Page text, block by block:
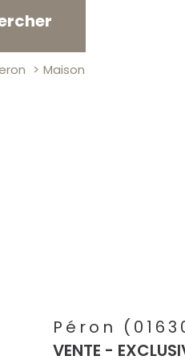
Maison
Péron
VENTE -